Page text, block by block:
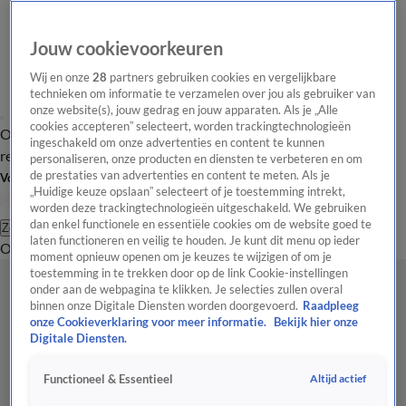
Overzicht Laatste nieuws Regionieuws Het beste van Hart
Tip de
redactie
Volg Hart van Nederland
Zoeken
OverzichtRegioUitzendingenWeerTip de redactiePanelVideo's
Jouw cookievoorkeuren
Wij en onze28 partners gebruiken cookies en vergelijkbare
technieken om informatie te verzamelen over jou als gebruiker van
onze website(s), jouw gedrag en jouw apparaten. Als je „Alle
cookies accepteren” selecteert, worden trackingtechnologieën
ingeschakeld om onze advertenties en content te kunnen
personaliseren, onze producten en diensten te verbeteren en om
de prestaties van advertenties en content te meten. Als je
„Huidige keuze opslaan” selecteert of je toestemming intrekt,
worden deze trackingtechnologieën uitgeschakeld. We gebruiken
dan enkel functionele en essentiële cookies om de website goed te
laten functioneren en veilig te houden. Je kunt dit menu op ieder
moment opnieuw openen om je keuzes te wijzigen of om je
toestemming in te trekken door op de link Cookie-instellingen
onder aan de webpagina te klikken. Je selecties zullen overal
binnen onze Digitale Diensten worden doorgevoerd. Raadpleeg
onze Cookieverklaring voor meer informatie.
Bekijk hier onze
Digitale Diensten.
Functioneel & Essentieel Altijd actief